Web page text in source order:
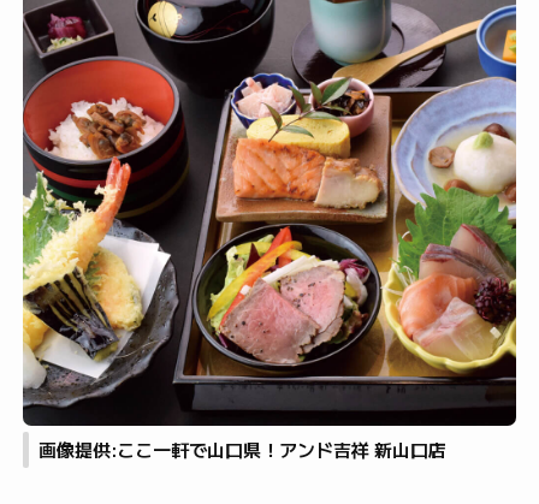
画像提供:ここ一軒で山口県！アンド吉祥 新山口店